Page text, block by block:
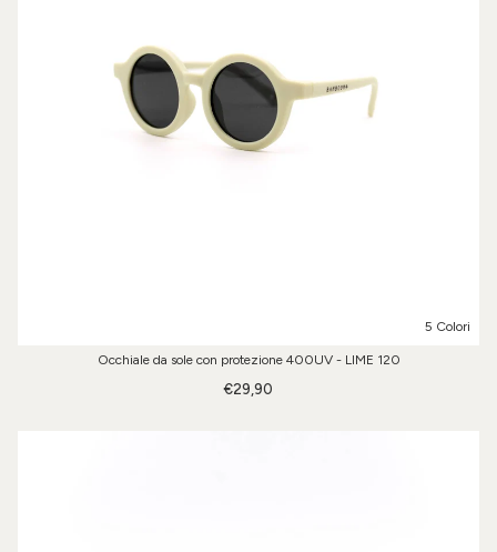
5 Colori
Occhiale da sole con protezione 400UV - LIME 120
€29,90